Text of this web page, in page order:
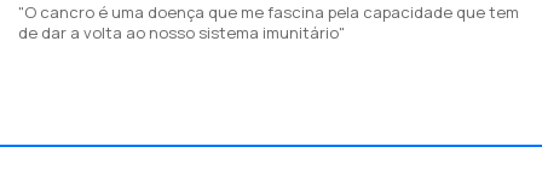
"O cancro é uma doença que me fascina pela capacidade que tem
de dar a volta ao nosso sistema imunitário"